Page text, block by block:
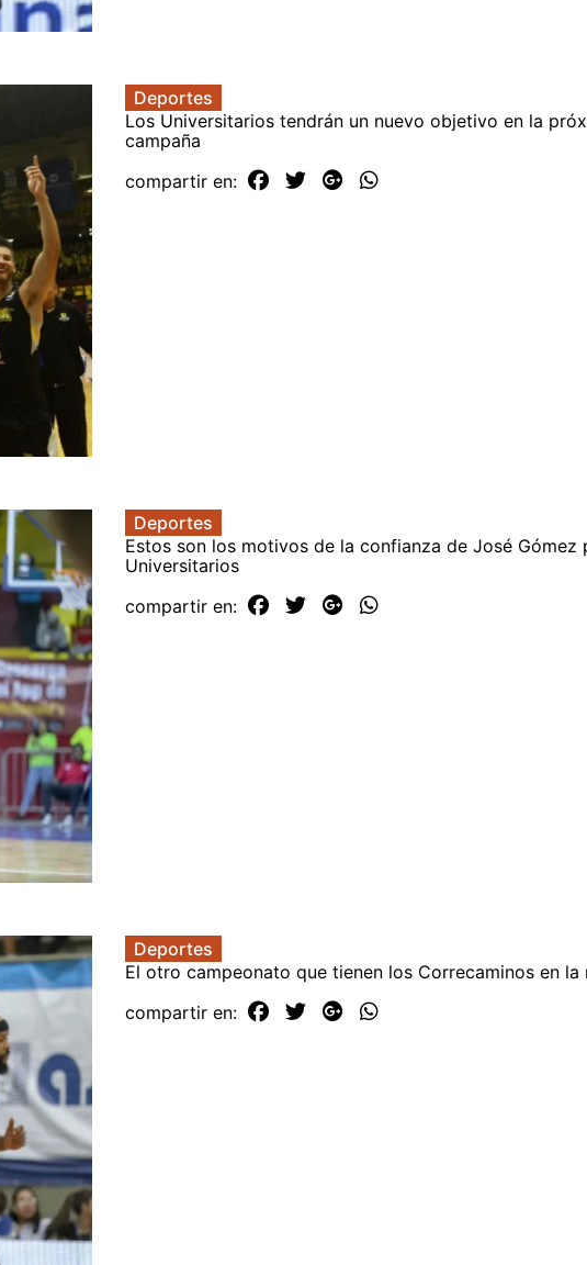
Deportes
Los Universitarios tendrán un nuevo objetivo en la
campaña
compartir en:
Deportes
Estos son los motivos de la confianza de José Gómez
Universitarios
compartir en:
Deportes
El otro campeonato que tienen los Correcaminos en la
compartir en: